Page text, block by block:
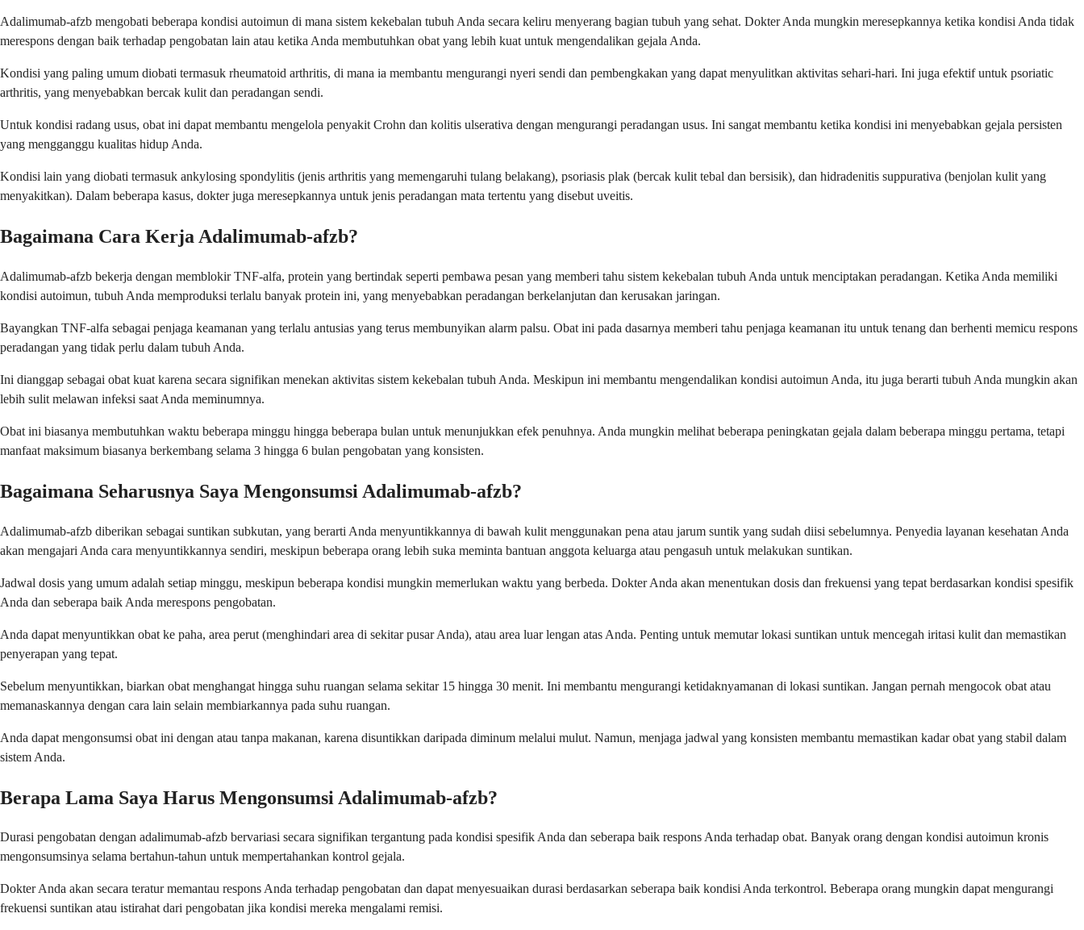
Adalimumab-afzb mengobati beberapa kondisi autoimun di mana sistem kekebalan tubuh Anda secara keliru menyerang bagian tubuh yang sehat. Dokter Anda mungkin meresepkannya ketika kondisi Anda tidak
merespons dengan baik terhadap pengobatan lain atau ketika Anda membutuhkan obat yang lebih kuat untuk mengendalikan gejala Anda.
Kondisi yang paling umum diobati termasuk rheumatoid arthritis, di mana ia membantu mengurangi nyeri sendi dan pembengkakan yang dapat menyulitkan aktivitas sehari-hari. Ini juga efektif untuk psoriatic
arthritis, yang menyebabkan bercak kulit dan peradangan sendi.
Untuk kondisi radang usus, obat ini dapat membantu mengelola penyakit Crohn dan kolitis ulserativa dengan mengurangi peradangan usus. Ini sangat membantu ketika kondisi ini menyebabkan gejala persisten
yang mengganggu kualitas hidup Anda.
Kondisi lain yang diobati termasuk ankylosing spondylitis (jenis arthritis yang memengaruhi tulang belakang), psoriasis plak (bercak kulit tebal dan bersisik), dan hidradenitis suppurativa (benjolan kulit yang
menyakitkan). Dalam beberapa kasus, dokter juga meresepkannya untuk jenis peradangan mata tertentu yang disebut uveitis.
Bagaimana Cara Kerja Adalimumab-afzb?
Adalimumab-afzb bekerja dengan memblokir TNF-alfa, protein yang bertindak seperti pembawa pesan yang memberi tahu sistem kekebalan tubuh Anda untuk menciptakan peradangan. Ketika Anda memiliki
kondisi autoimun, tubuh Anda memproduksi terlalu banyak protein ini, yang menyebabkan peradangan berkelanjutan dan kerusakan jaringan.
Bayangkan TNF-alfa sebagai penjaga keamanan yang terlalu antusias yang terus membunyikan alarm palsu. Obat ini pada dasarnya memberi tahu penjaga keamanan itu untuk tenang dan berhenti memicu respons
peradangan yang tidak perlu dalam tubuh Anda.
Ini dianggap sebagai obat kuat karena secara signifikan menekan aktivitas sistem kekebalan tubuh Anda. Meskipun ini membantu mengendalikan kondisi autoimun Anda, itu juga berarti tubuh Anda mungkin akan
lebih sulit melawan infeksi saat Anda meminumnya.
Obat ini biasanya membutuhkan waktu beberapa minggu hingga beberapa bulan untuk menunjukkan efek penuhnya. Anda mungkin melihat beberapa peningkatan gejala dalam beberapa minggu pertama, tetapi
manfaat maksimum biasanya berkembang selama 3 hingga 6 bulan pengobatan yang konsisten.
Bagaimana Seharusnya Saya Mengonsumsi Adalimumab-afzb?
Adalimumab-afzb diberikan sebagai suntikan subkutan, yang berarti Anda menyuntikkannya di bawah kulit menggunakan pena atau jarum suntik yang sudah diisi sebelumnya. Penyedia layanan kesehatan Anda
akan mengajari Anda cara menyuntikkannya sendiri, meskipun beberapa orang lebih suka meminta bantuan anggota keluarga atau pengasuh untuk melakukan suntikan.
Jadwal dosis yang umum adalah setiap minggu, meskipun beberapa kondisi mungkin memerlukan waktu yang berbeda. Dokter Anda akan menentukan dosis dan frekuensi yang tepat berdasarkan kondisi spesifik
Anda dan seberapa baik Anda merespons pengobatan.
Anda dapat menyuntikkan obat ke paha, area perut (menghindari area di sekitar pusar Anda), atau area luar lengan atas Anda. Penting untuk memutar lokasi suntikan untuk mencegah iritasi kulit dan memastikan
penyerapan yang tepat.
Sebelum menyuntikkan, biarkan obat menghangat hingga suhu ruangan selama sekitar 15 hingga 30 menit. Ini membantu mengurangi ketidaknyamanan di lokasi suntikan. Jangan pernah mengocok obat atau
memanaskannya dengan cara lain selain membiarkannya pada suhu ruangan.
Anda dapat mengonsumsi obat ini dengan atau tanpa makanan, karena disuntikkan daripada diminum melalui mulut. Namun, menjaga jadwal yang konsisten membantu memastikan kadar obat yang stabil dalam
sistem Anda.
Berapa Lama Saya Harus Mengonsumsi Adalimumab-afzb?
Durasi pengobatan dengan adalimumab-afzb bervariasi secara signifikan tergantung pada kondisi spesifik Anda dan seberapa baik respons Anda terhadap obat. Banyak orang dengan kondisi autoimun kronis
mengonsumsinya selama bertahun-tahun untuk mempertahankan kontrol gejala.
Dokter Anda akan secara teratur memantau respons Anda terhadap pengobatan dan dapat menyesuaikan durasi berdasarkan seberapa baik kondisi Anda terkontrol. Beberapa orang mungkin dapat mengurangi
frekuensi suntikan atau istirahat dari pengobatan jika kondisi mereka mengalami remisi.